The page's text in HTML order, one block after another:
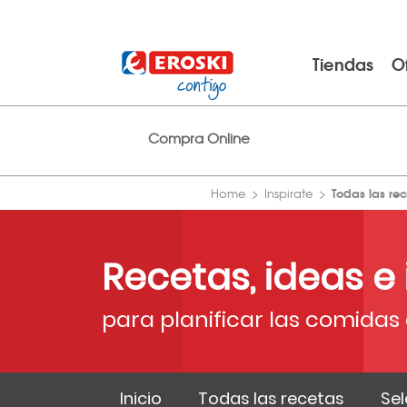
Tiendas
Compra Online
Home Inspirate Todas las
Recetas, ideas
para planificar las
Inicio Todas las recetas